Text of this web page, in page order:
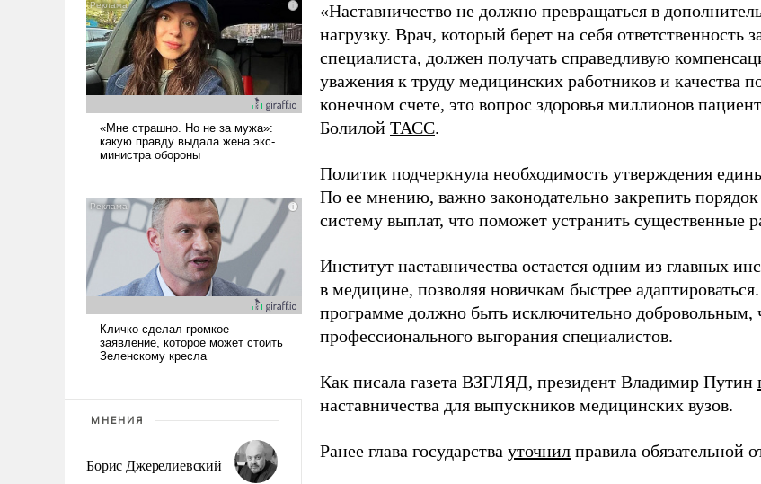
МНЕНИЯ
Борис Джерелиевский
«Наставничество не должно превращаться в
нагрузку. Врач, который берет на себя ответственность
специалиста, должен получать справедливую
уважения к труду медицинских работников и качества
конечном счете, это вопрос здоровья миллионов
Болилой ТАСС.
Политик подчеркнула необходимость утверждения
По ее мнению, важно законодательно закрепить
систему выплат, что поможет устранить существенные
Институт наставничества остается одним из главных
в медицине, позволяя новичкам быстрее
программе должно быть исключительно добровольным,
профессионального выгорания специалистов.
Как писала газета ВЗГЛЯД, президент Владимир Путин
наставничества для выпускников медицинских вузов.
Ранее глава государства уточнил правила обязательной